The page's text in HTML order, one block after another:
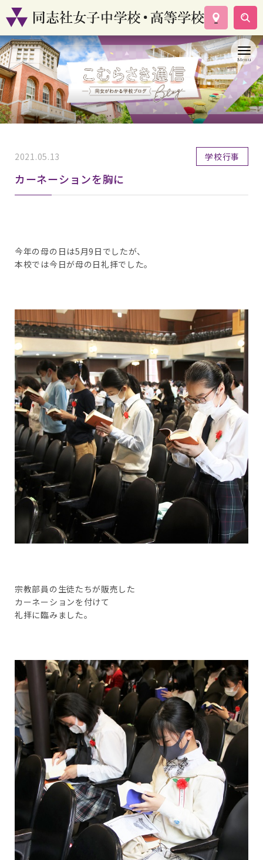
学校案内
コース紹介
学校生活
入試情報
資料請求
2021.05.13 学校行事
カーネーションを胸に
今年の母の日は5月9日でしたが、
本校では今日が母の日礼拝でした。
宗教部員の生徒たちが販売した
カーネーションを付けて
礼拝に臨みました。